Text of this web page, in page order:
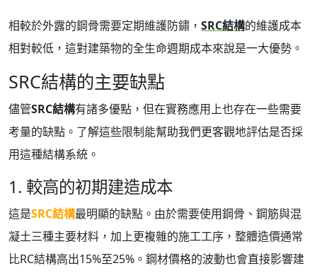
相較於外露的鋼骨需要定期維護防鏽， SRC結構的維護成本
相對較低，這對建築物的全生命週期成本來說是一大優勢。
SRC結構的主要缺點
儘管SRC結構有諸多優點，但在實務應用上也存在一些需要
考量的缺點。了解這些限制能幫助我們更客觀地評估是否採
用這種結構系統。
1. 較高的初期建造成本
這是SRC結構最明顯的缺點。由於需要使用鋼骨、鋼筋與混
凝土三種主要材料，加上更複雜的施工工序，整體造價通常
比RC結構高出15%至25%。鋼材價格的波動也會直接影響建